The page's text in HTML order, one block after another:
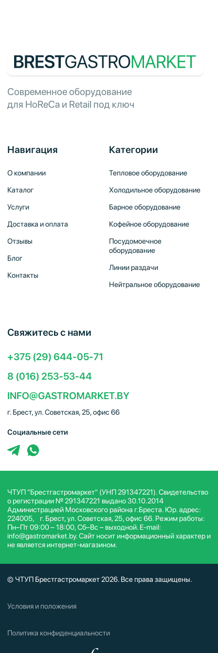
Современное оборудование
для HoReCa и Retail под ключ
Навигация
О компании
Каталог
Услуги
Доставка и оплата
Отзывы
Блог
Контакты
Категории
Тепловое оборудование
Холодильное оборудование
Барное оборудование
Кофейное оборудование
Посудомоечное
оборудование
Линии раздачи
Нейтральное оборудование
Свяжитесь с нами
+375 (29) 644-05-71
8 (016) 253-53-44
INFO@GASTROMARKET.BY
г. Брест, ул. Советская, 25, офис 66
Социальные сети
ЧТУП "Брестгастромаркет" (УНП 291347221). Свидетельство
о регистрации № 291347221 выдано 30.10.2014
Администрацией Московского района г.Бреста. Юр. адрес:
224005, г. Брест, ул. Советская, 25, офис 66. Режим работы:
Пн–Пт 09:00 – 18:00, Сб–Вс – выходной. E-mail:
info@gastromarket.by. Сайт носит информационный характер и
не является интернет-магазином.
© ЧТУП Брестгастромаркет 2026. Все права защищены.
Условия и положения
Политика конфиденциальности